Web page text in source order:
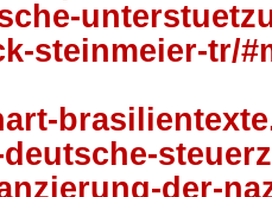
steinmeier-tr/
der-